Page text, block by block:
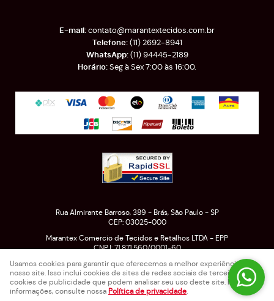
(11)2692-8941
(11)94445-2189
Seg à Sex 7:00 às 16:00.
contato@marantextecidos.com.br
Rua Almirante Barroso, 389 - Brás, São Paulo- SP
CEP: 03025-000
Marantex Comercio de Tecidos e Retalhos LTDA - EPP
CNPJ: 71.871.560/0001-60
LOJA VIRTUAL CRIADA POR
Usamos cookies para garantir que oferecemos a melhor experiência em
nosso site. Isso inclui cookies de sites de redes sociais de terceiros e
cookies de publicidade que podem analisar seu uso deste site. Para mais
informações, consulte nossa Política de privacidade.